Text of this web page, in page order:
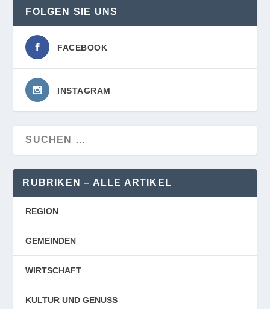
FOLGEN SIE UNS
FACEBOOK
INSTAGRAM
RUBRIKEN – ALLE ARTIKEL
REGION
GEMEINDEN
WIRTSCHAFT
KULTUR UND GENUSS